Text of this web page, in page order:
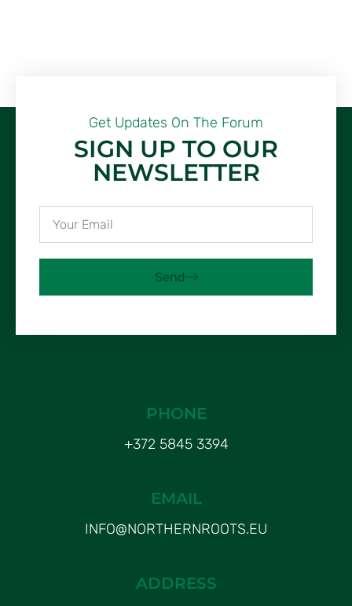
Get Updates On The Forum
SIGN UP TO OUR
NEWSLETTER
Send
PHONE
+372 5845 3394
EMAIL
INFO@NORTHERNROOTS.EU
ADDRESS